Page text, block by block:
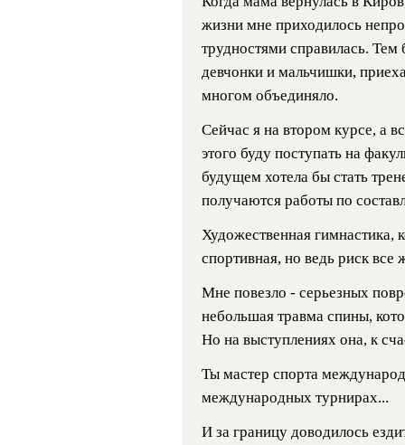
жизни мне приходилось
трудностями справилась.
девчонки и мальчишки,
многом объединяло.
Сейчас я на втором курсе, а
этого буду поступать на
будущем хотела бы стать
получаются работы по
Художественная гимнастика,
спортивная, но ведь риск все
Мне повезло - серьезных
небольшая травма спины,
Но на выступлениях она, к
Ты мастер спорта
международных турнирах...
И за границу доводилось